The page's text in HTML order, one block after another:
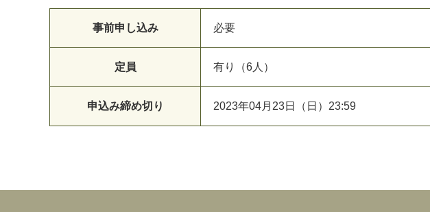
事前申し込み 必要
定員 有り（6人）
申込み締め切り 2023年04月23日（日）23:59